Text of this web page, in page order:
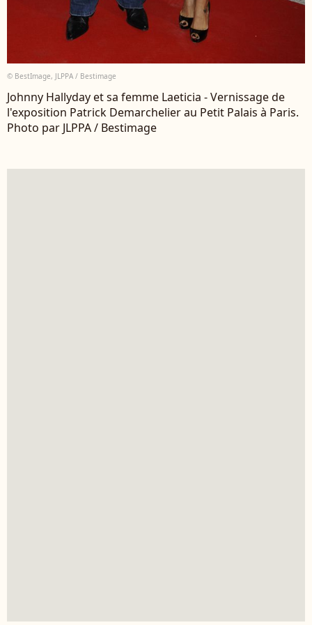
© BestImage, JLPPA / Bestimage
Johnny Hallyday et sa femme Laeticia - Vernissage de
l'exposition Patrick Demarchelier au Petit Palais à Paris.
Photo par JLPPA / Bestimage